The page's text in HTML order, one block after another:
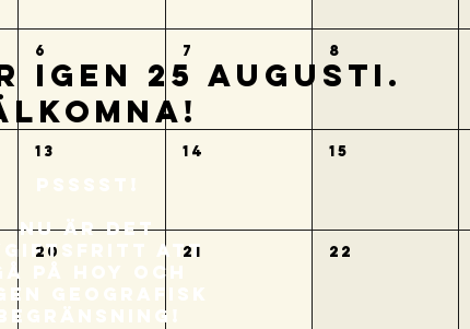
6 7 8
13 14 15
20 21 22
IGEN 25 AUGUSTI.
nu är det
att
gå på hoy och
geografisk
begränsning!